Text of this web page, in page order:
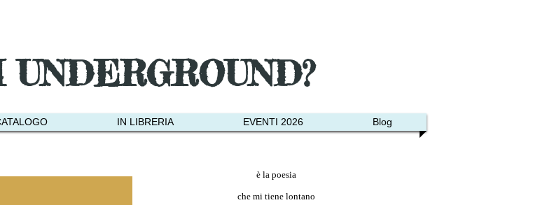
IN LIBRERIA EVENTI 2026 Blog
è la poesia
che mi tiene lontano